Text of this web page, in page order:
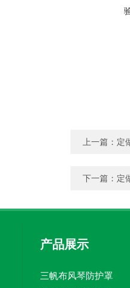
上一篇： 定
下一篇： 定
产品展示
三帆布风琴防护罩